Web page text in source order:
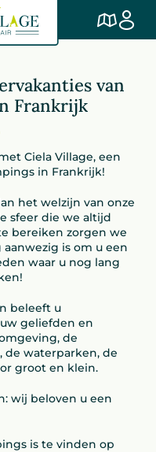
van
Frankrijk
Ciela Village, een
in Frankrijk!
het welzijn van onze
sfeer die we altijd
bereiken zorgen we
is om u een
waar u nog lang
beleeft u
geliefden en
de
de waterparken, de
groot en klein.
wij beloven u een
is te vinden op